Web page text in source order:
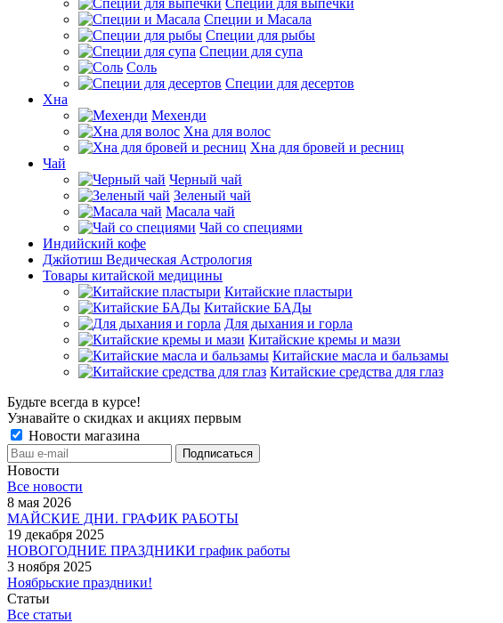
Специи для выпечки
Специи и Масала
Специи для рыбы
Специи для супа
Соль
Специи для десертов
Хна
Мехенди
Хна для волос
Хна для бровей и ресниц
Чай
Черный чай
Зеленый чай
Масала чай
Чай со специями
Индийский кофе
Джйотиш Ведическая Астрология
Товары китайской медицины
Китайские пластыри
Китайские БАДы
Для дыхания и горла
Китайские кремы и мази
Китайские масла и бальзамы
Китайские средства для глаз
Будьте всегда в курсе!
Узнавайте о скидках и акциях первым
Новости магазина
Новости
Все новости
8 мая 2026
МАЙСКИЕ ДНИ. ГРАФИК РАБОТЫ
19 декабря 2025
НОВОГОДНИЕ ПРАЗДНИКИ график работы
3 ноября 2025
Ноябрьские праздники!
Статьи
Все статьи